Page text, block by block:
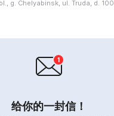
g. Chelyabinsk, ul. Truda, d. 100
给你的一封信！